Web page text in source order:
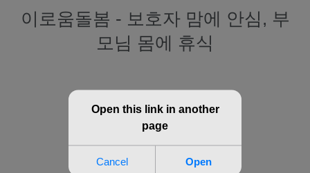
이로움돌봄 - 보호자 맘에 안심, 부
모님 몸에 휴식